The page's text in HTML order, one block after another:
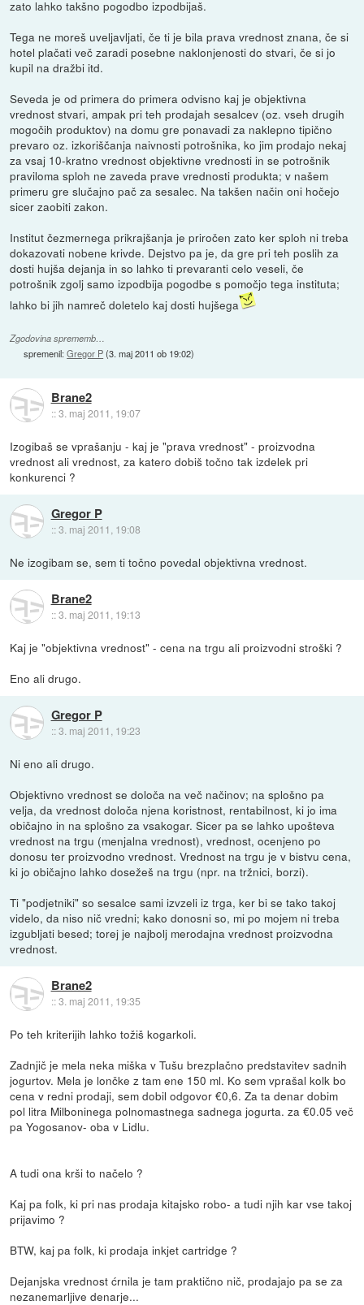
zato lahko takšno pogodbo izpodbijaš.
Tega ne moreš uveljavljati, če ti je bila prava vrednost znana, če si
hotel plačati več zaradi posebne naklonjenosti do stvari, če si jo
kupil na dražbi itd.
Seveda je od primera do primera odvisno kaj je objektivna
vrednost stvari, ampak pri teh prodajah sesalcev (oz. vseh drugih
mogočih produktov) na domu gre ponavadi za naklepno tipično
prevaro oz. izkoriščanja naivnosti potrošnika, ko jim prodajo nekaj
za vsaj 10-kratno vrednost objektivne vrednosti in se potrošnik
praviloma sploh ne zaveda prave vrednosti produkta; v našem
primeru gre slučajno pač za sesalec. Na takšen način oni hočejo
sicer zaobiti zakon.
Institut čezmernega prikrajšanja je priročen zato ker sploh ni treba
dokazovati nobene krivde. Dejstvo pa je, da gre pri teh poslih za
dosti hujša dejanja in so lahko ti prevaranti celo veseli, če
potrošnik zgolj samo izpodbija pogodbe s pomočjo tega instituta;
lahko bi jih namreč doletelo kaj dosti hujšega
Zgodovina sprememb…
spremenil:Gregor P(3. maj 2011 ob 19:02)
Brane2
::3. maj 2011, 19:07
Izogibaš se vprašanju - kaj je "prava vrednost" - proizvodna
vrednost ali vrednost, za katero dobiš točno tak izdelek pri
konkurenci ?
Gregor P
::3. maj 2011, 19:08
Ne izogibam se, sem ti točno povedal objektivna vrednost.
Brane2
::3. maj 2011, 19:13
Kaj je "objektivna vrednost" - cena na trgu ali proizvodni stroški ?
Eno ali drugo.
Gregor P
::3. maj 2011, 19:23
Ni eno ali drugo.
Objektivno vrednost se določa na več načinov; na splošno pa
velja, da vrednost določa njena koristnost, rentabilnost, ki jo ima
običajno in na splošno za vsakogar. Sicer pa se lahko upošteva
vrednost na trgu (menjalna vrednost), vrednost, ocenjeno po
donosu ter proizvodno vrednost. Vrednost na trgu je v bistvu cena,
ki jo običajno lahko dosežeš na trgu (npr. na tržnici, borzi).
Ti "podjetniki" so sesalce sami izvzeli iz trga, ker bi se tako takoj
videlo, da niso nič vredni; kako donosni so, mi po mojem ni treba
izgubljati besed; torej je najbolj merodajna vrednost proizvodna
vrednost.
Brane2
::3. maj 2011, 19:35
Po teh kriterijih lahko tožiš kogarkoli.
Zadnjič je mela neka miška v Tušu brezplačno predstavitev sadnih
jogurtov. Mela je lončke z tam ene 150 ml. Ko sem vprašal kolk bo
cena v redni prodaji, sem dobil odgovor €0,6. Za ta denar dobim
pol litra Milboninega polnomastnega sadnega jogurta. za €0.05 več
pa Yogosanov- oba v Lidlu.
A tudi ona krši to načelo ?
Kaj pa folk, ki pri nas prodaja kitajsko robo- a tudi njih kar vse takoj
prijavimo ?
BTW, kaj pa folk, ki prodaja inkjet cartridge ?
Dejanjska vrednost ćrnila je tam praktično nič, prodajajo pa se za
nezanemarljive denarje...